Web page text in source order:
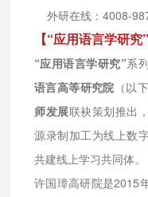
外研在线：4008-
【“应用语言学研究
“应用语言学研究”系
语言高等研究院 （以
师发展联袂策划推出
源录制加工为线上数
共建线上学习共同体。
许国璋高研院是2015